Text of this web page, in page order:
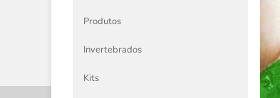
Produtos
Invertebrados
Kits